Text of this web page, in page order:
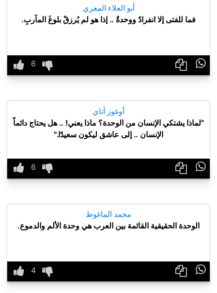
أبو العلاء المعري
فما للفتى إلا انفرادٌ ووحدةٌ .. إذا هو لم يُرزقْ بلوغَ المآربِ.

أوغوز أتاي
"لماذا يشتكي الإنسان من الوحدة؟ ماذا يعني! .. هل يحتاج دائماً
الإنسان .. إلى عاشق ليكون سعيدًا."

محمد الماغوط
الوحدة الحقيقية القائمة بين العرب هي وحدة الألم والدموع.
